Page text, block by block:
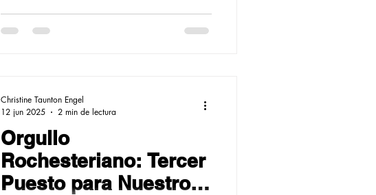
Orgullo
Rochesteriano: Tercer
Puesto para Nuestro
Christine Taunton Engel
12 jun 2025
2 min de lectura